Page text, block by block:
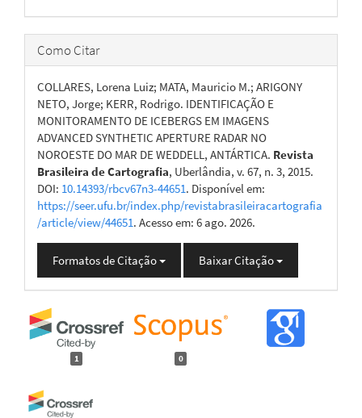
Como Citar
COLLARES, Lorena Luiz; MATA, Mauricio M.; ARIGONY
NETO, Jorge; KERR, Rodrigo. IDENTIFICAÇÃO E
MONITORAMENTO DE ICEBERGS EM IMAGENS
ADVANCED SYNTHETIC APERTURE RADAR NO
NOROESTE DO MAR DE WEDDELL, ANTÁRTICA. Revista
Brasileira de Cartografia, Uberlândia, v. 67, n. 3, 2015.
DOI: 10.14393/rbcv67n3-44651. Disponível em:
https://seer.ufu.br/index.php/revistabrasileiracartografia
/article/view/44651. Acesso em: 6 ago. 2026.
Formatos de Citação Baixar Citação
1 0